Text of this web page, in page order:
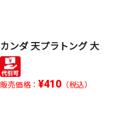
カンダ 天プラトング 大
販売価格： ¥410（税込）